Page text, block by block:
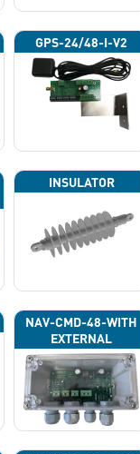
GPS-24/48-I-V2
INSULATOR
NAV-CMD-48-WITH
EXTERNAL
PHOTOCELL 13133